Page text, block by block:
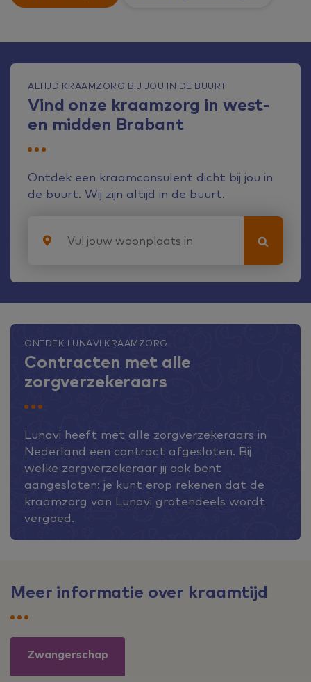
ALTIJD KRAAMZORG BIJ JOU IN DE BUURT
Vind onze kraamzorg in west-
en midden Brabant
Ontdek een kraamconsulent dicht bij jou in
de buurt. Wij zijn altijd in de buurt.
ONTDEK LUNAVI KRAAMZORG
Contracten met alle
zorgverzekeraars
Lunavi heeft met alle zorgverzekeraars in
Nederland een contract afgesloten. Bij
welke zorgverzekeraar jij ook bent
aangesloten: je kunt erop rekenen dat de
kraamzorg van Lunavi grotendeels wordt
vergoed.
Meer informatie over kraamtijd
Zwangerschap